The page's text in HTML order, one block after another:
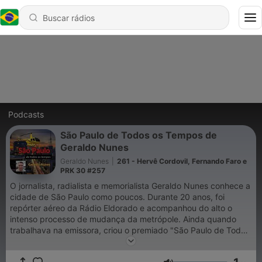
Podcasts
São Paulo de Todos os Tempos de
Geraldo Nunes
Geraldo Nunes
261 - Hervê Cordovil, Fernando Faro e
PRK 30 #257
O jornalista, radialista e memorialista Geraldo Nunes conhece a
cidade de São Paulo como poucos. Durante 20 anos, foi
repórter aéreo da Rádio Eldorado e acompanhou do alto o
intenso processo de mudança da metrópole. Ainda quando
trabalhava na emissora, criou o premiado "São Paulo de Todos
os Tempos". Passaram pelos microfones, personagens